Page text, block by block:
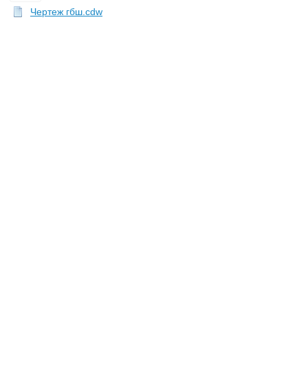
Чертеж гбш.cdw